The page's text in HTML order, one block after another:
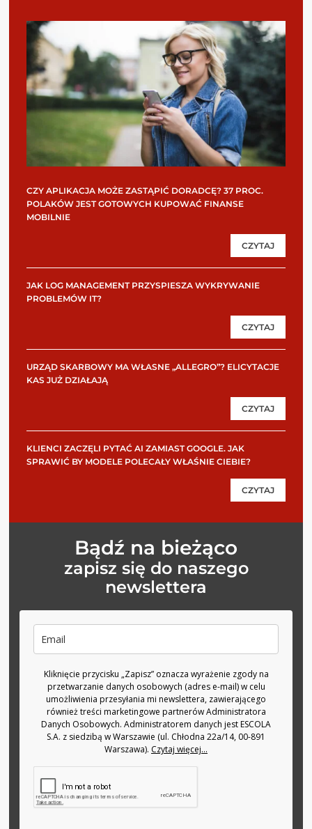
CZY APLIKACJA MOŻE ZASTĄPIĆ DORADCĘ? 37 PROC.
POLAKÓW JEST GOTOWYCH KUPOWAĆ FINANSE
MOBILNIE
CZYTAJ
JAK LOG MANAGEMENT PRZYSPIESZA WYKRYWANIE
PROBLEMÓW IT?
CZYTAJ
URZĄD SKARBOWY MA WŁASNE „ALLEGRO”? ELICYTACJE
KAS JUŻ DZIAŁAJĄ
CZYTAJ
KLIENCI ZACZĘLI PYTAĆ AI ZAMIAST GOOGLE. JAK
SPRAWIĆ BY MODELE POLECAŁY WŁAŚNIE CIEBIE?
CZYTAJ
Bądź na bieżąco
zapisz się do naszego
newslettera
Kliknięcie przycisku „Zapisz” oznacza wyrażenie zgody na
przetwarzanie danych osobowych (adres e-mail) w celu
umożliwienia przesyłania mi newslettera, zawierającego
również treści marketingowe partnerów Administratora
Danych Osobowych. Administratorem danych jest ESCOLA
S.A. z siedzibą w Warszawie (ul. Chłodna 22a/14, 00-891
Warszawa). Czytaj więcej...